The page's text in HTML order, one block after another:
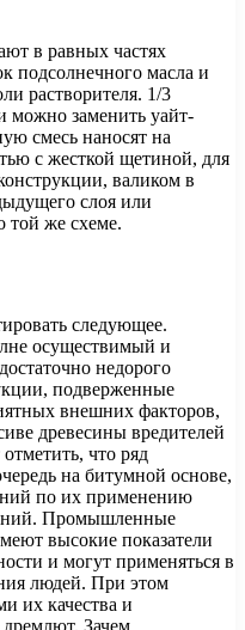
в равных частях
подсолнечного масла и
растворителя. 1/3
можно заменить уайт-
смесь наносят на
с жесткой щетиной, для
валиком в
слоя или
той же схеме.
следующее.
осуществимый и
недорого
подверженные
внешних факторов,
древесины вредителей
что ряд
на битумной основе,
по их применению
Промышленные
высокие показатели
и могут применяться в
людей. При этом
их качества и
Зачем